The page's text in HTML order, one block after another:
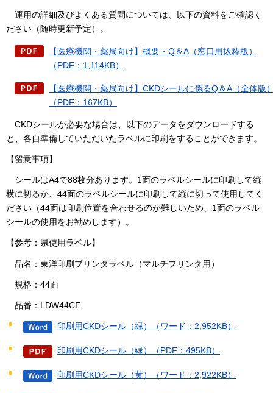
運用の詳細及びよくある質問については、以下の資料をご確認く
ださい（随時更新予定）。
【医療機関・薬局向け】概要・Q＆A（窓口用抜粋版）
（PDF：1,114KB）
【医療機関・薬局向け】CKDシールに係るQ＆A（全体版
（PDF：167KB）
CKDシールが必要な場合は、以下のデータをダウンロードする
と、各自準備していただいたラベルに印刷をすることができます。
【留意事項】
シールはA4で88枚分あります。1面のラベルシールに印刷して縦
横に切るか、44面のラベルシールに印刷して縦に切って使用してく
ださい（44面は印刷位置を合わせるのが難しいため、1面のラベル
シールの使用をお勧めします）。
【参考：県使用ラベル】
品名：東洋印刷プリンタラベル（マルチプリンタ用）
規格：44面
品番：LDW44CE
印刷用CKDシール（緑）（ワード：2,952KB）
印刷用CKDシール（緑）（PDF：495KB）
印刷用CKDシール（黄）（ワード：2,922KB）